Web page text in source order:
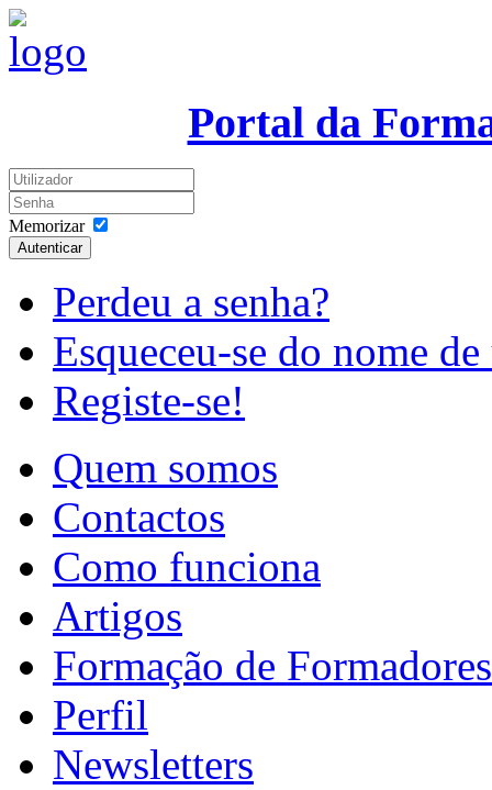
Portal da
Memorizar
Autenticar
Perdeu a senha?
Esqueceu-se do nome
Registe-se!
Quem somos
Contactos
Como funciona
Artigos
Formação de Formadores
Perfil
Newsletters